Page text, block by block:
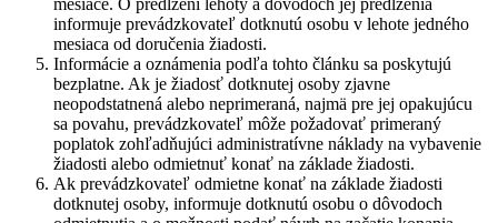
informuje prevádzkovateľ dotknutú osobu v lehote jedného
mesiaca od doručenia žiadosti.
Informácie a oznámenia podľa tohto článku sa poskytujú
bezplatne. Ak je žiadosť dotknutej osoby zjavne
neopodstatnená alebo neprimeraná, najmä pre jej opakujúcu
sa povahu, prevádzkovateľ môže požadovať primeraný
poplatok zohľadňujúci administratívne náklady na vybavenie
žiadosti alebo odmietnuť konať na základe žiadosti.
Ak prevádzkovateľ odmietne konať na základe žiadosti
dotknutej osoby, informuje dotknutú osobu o dôvodoch